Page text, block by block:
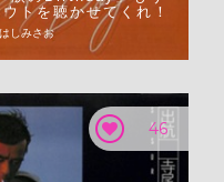
トを聴かせてくれ！
しみさお
46